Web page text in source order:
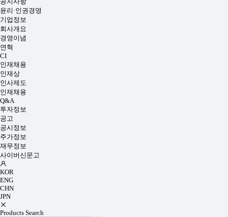
윤리·인권경영
기업정보
회사개요
경영이념
연혁
CI
인재채용
인재상
인사제도
인재채용
Q&A
투자정보
공고
공시정보
주가정보
재무정보
사이버신문고
KOR
ENG
CHN
JPN
Products Search